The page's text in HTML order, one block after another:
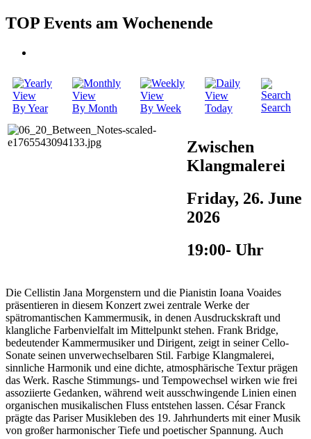
TOP Events am Wochenende
By Year By Month By Week Today Search
Zwischen
Klangmalerei
Friday, 26. June
2026
19:00- Uhr
Die Cellistin Jana Morgenstern und die Pianistin Ioana Voaides
präsentieren in diesem Konzert zwei zentrale Werke der
spätromantischen Kammermusik, in denen Ausdruckskraft und
klangliche Farbenvielfalt im Mittelpunkt stehen. Frank Bridge,
bedeutender Kammermusiker und Dirigent, zeigt in seiner Cello-
Sonate seinen unverwechselbaren Stil. Farbige Klangmalerei,
sinnliche Harmonik und eine dichte, atmosphärische Textur prägen
das Werk. Rasche Stimmungs- und Tempowechsel wirken wie frei
assoziierte Gedanken, während weit ausschwingende Linien einen
organischen musikalischen Fluss entstehen lassen. César Franck
prägte das Pariser Musikleben des 19. Jahrhunderts mit einer Musik
von großer harmonischer Tiefe und poetischer Spannung. Auch